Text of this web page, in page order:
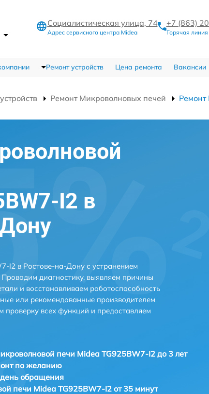
Социалистическая улица, 74
Адрес сервисного центра Midea
+7 (863)
Горячая линия
Ремонт устройств Цена ремонта Вакансии
Ремонт Микроволновых печей
I2 в
I2 в Ростове-на-Дону с устранением
диагностику, выявляем причины
и восстанавливаем работоспособность
или рекомендованные производителем
проверку всех функций и предоставляем
печи Midea TG925BW7-I2 до 3 лет
по желанию
обращения
печи Midea TG925BW7-I2 от 35 минут